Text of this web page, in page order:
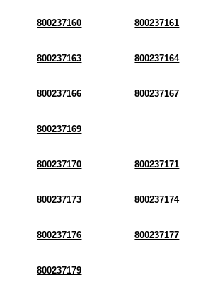
800237160 800237161
800237163 800237164
800237166 800237167
800237169
800237170 800237171
800237173 800237174
800237176 800237177
800237179